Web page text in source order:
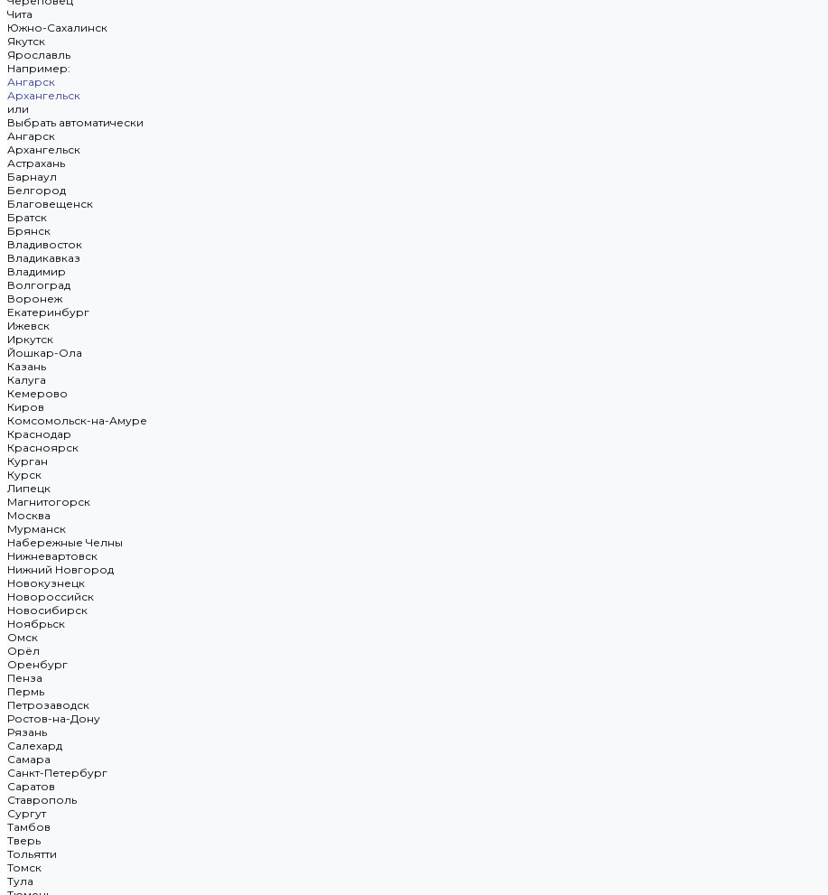
Чита
Южно-Сахалинск
Якутск
Ярославль
Например:
Ангарск
Архангельск
или
Выбрать автоматически
Ангарск
Архангельск
Астрахань
Барнаул
Белгород
Благовещенск
Братск
Брянск
Владивосток
Владикавказ
Владимир
Волгоград
Воронеж
Екатеринбург
Ижевск
Иркутск
Йошкар-Ола
Казань
Калуга
Кемерово
Киров
Комсомольск-на-Амуре
Краснодар
Красноярск
Курган
Курск
Липецк
Магнитогорск
Москва
Мурманск
Набережные Челны
Нижневартовск
Нижний Новгород
Новокузнецк
Новороссийск
Новосибирск
Ноябрьск
Омск
Орёл
Оренбург
Пенза
Пермь
Петрозаводск
Ростов-на-Дону
Рязань
Салехард
Самара
Санкт-Петербург
Саратов
Ставрополь
Сургут
Тамбов
Тверь
Тольятти
Томск
Тула